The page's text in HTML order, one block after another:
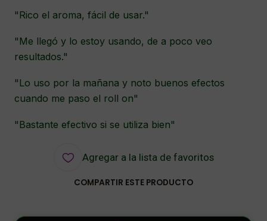
"Rico el aroma, fácil de usar."
"Me llegó y lo estoy usando, de a poco veo
resultados."
"Lo uso por la mañana y noto buenos efectos
cuando me paso el roll on"
"Bastante efectivo si se utiliza bien"
Agregar a la lista de favoritos
COMPARTIR ESTE PRODUCTO